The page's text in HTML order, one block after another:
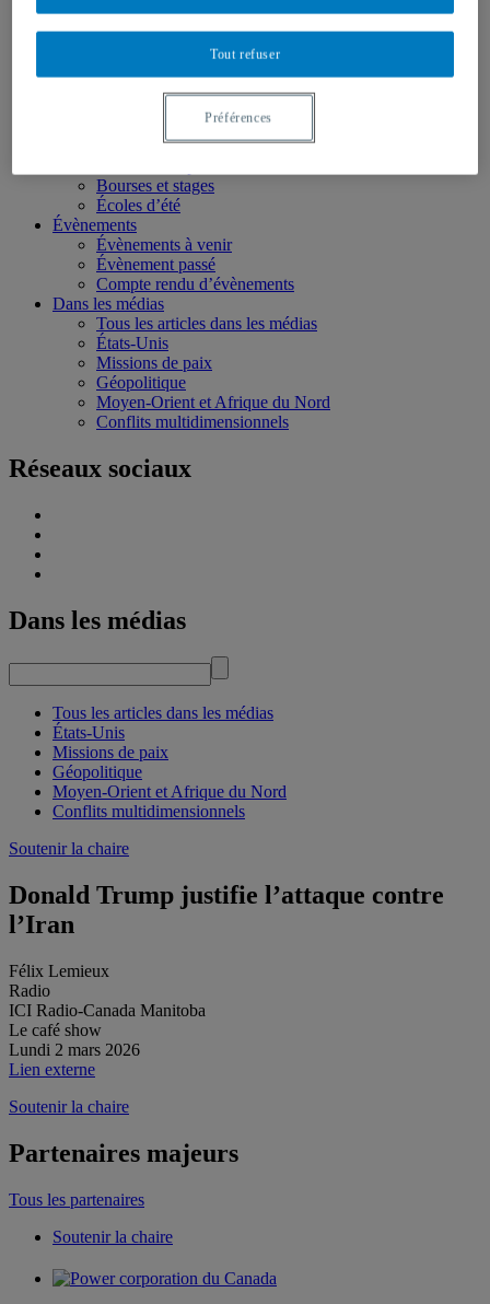
Toutes les publications
Conflits multidimensionnels
Bourses et stages
Écoles d’été
Évènements
Évènements à venir
Évènement passé
Compte rendu d’évènements
Dans les médias
Tous les articles dans les médias
États-Unis
Missions de paix
Géopolitique
Moyen-Orient et Afrique du Nord
Conflits multidimensionnels
Réseaux sociaux
Dans les médias
Tous les articles dans les médias
États-Unis
Missions de paix
Géopolitique
Moyen-Orient et Afrique du Nord
Conflits multidimensionnels
Soutenir la chaire
Donald Trump justifie l’attaque contre
l’Iran
Félix Lemieux
Radio
ICI Radio-Canada Manitoba
Le café show
Lundi 2 mars 2026
Lien externe
Soutenir la chaire
Partenaires majeurs
Tous les partenaires
Soutenir la chaire
Tout refuser
Préférences